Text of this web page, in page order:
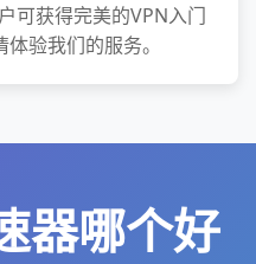
可获得完美的VPN入门
验我们的服务。
器哪个好